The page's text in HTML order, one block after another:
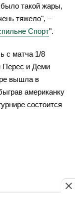
такой жары,
тяжело", –
Спорт".
с матча 1/8
Перес и Деми
вышла в
американку
состоится